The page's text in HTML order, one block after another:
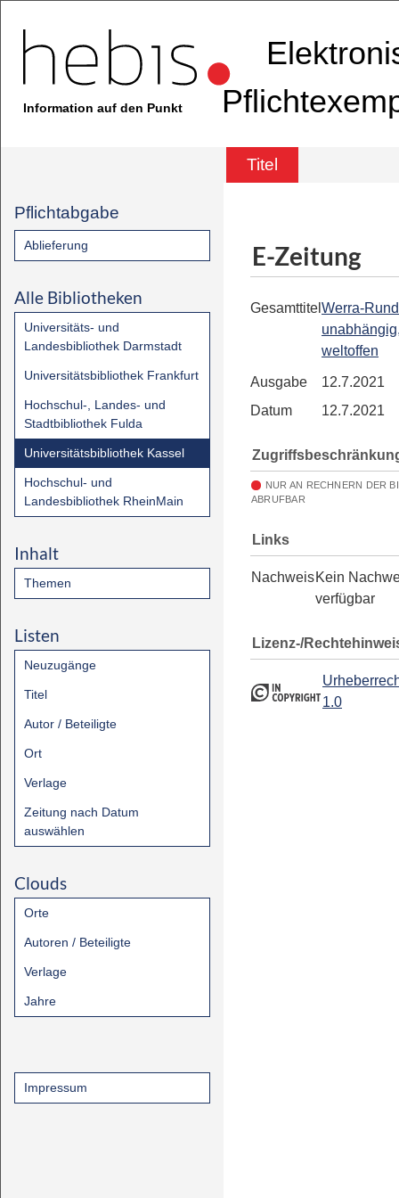
Information auf den Punkt
Titel
Pflichtabgabe
Ablieferung
Alle Bibliotheken
Universitäts- und
Landesbibliothek Darmstadt
Universitätsbibliothek Frankfurt
Hochschul-, Landes- und
Stadtbibliothek Fulda
Universitätsbibliothek Kassel
Hochschul- und
Landesbibliothek RheinMain
Inhalt
Themen
Listen
Neuzugänge
Titel
Autor / Beteiligte
Ort
Verlage
Zeitung nach Datum
auswählen
Clouds
Orte
Autoren / Beteiligte
Verlage
Jahre
Impressum
E-Zeitung
Gesamttitel Werra-
weltoffen
Ausgabe
12.7.2021
Datum
12.7.2021
NUR AN RECHNERN DER
ABRUFBAR
Links
NachweisKein
verfügbar
Lizenz-/
1.0